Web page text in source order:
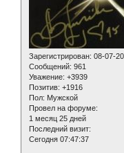
Зарегистрирован: 08-07-
Сообщений: 961
Уважение: +3939
Позитив: +1916
Пол: Мужской
Провел на форуме:
1 месяц 25 дней
Последний визит:
Сегодня 07:47:37